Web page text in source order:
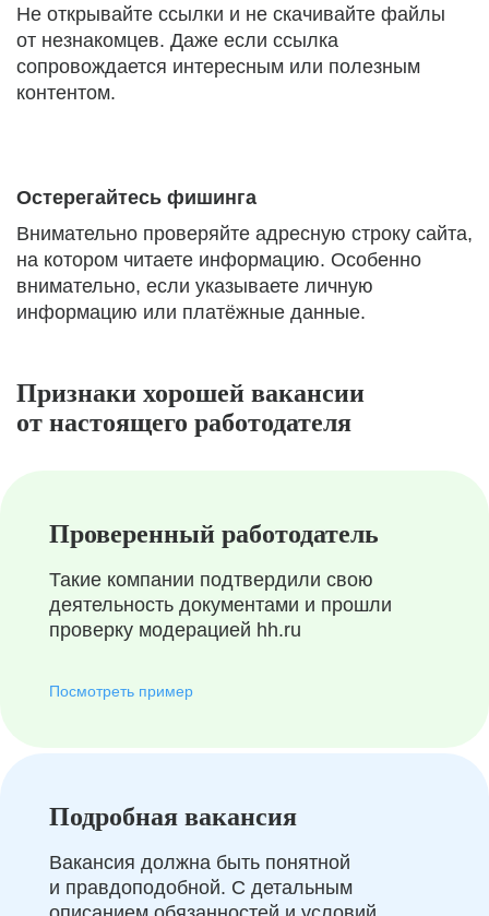
Не открывайте ссылки и не скачивайте файлы
от незнакомцев. Даже если ссылка
сопровождается интересным или полезным
контентом.
Остерегайтесь фишинга
Внимательно проверяйте адресную строку сайта,
на котором читаете информацию. Особенно
внимательно, если указываете личную
информацию или платёжные данные.
Признаки хорошей вакансии
от настоящего работодателя
Проверенный работодатель
Такие компании подтвердили свою
деятельность документами и прошли
проверку модерацией hh.ru
Посмотреть пример
Подробная вакансия
Вакансия должна быть понятной
и правдоподобной. С детальным